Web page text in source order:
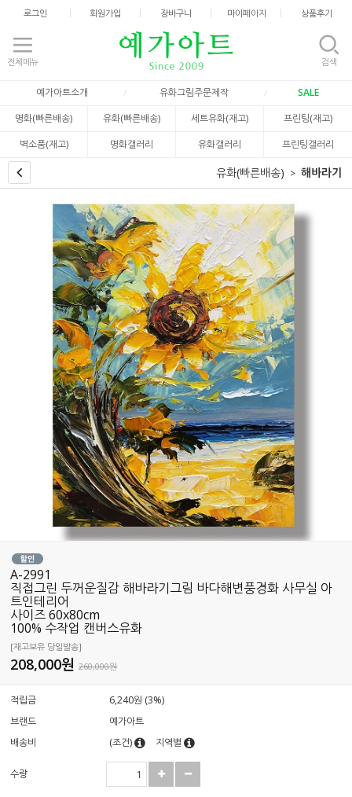
로그인 회원가입 장바구니 마이페이지 상품후기
전체메뉴 검색
예가아트소개 유화그림주문제작
SALE
명화(빠른배송)
유화(빠른배송) 세트유화(재고)
프린팅(재고)
벽소품(재고)
명화갤러리 유화갤러리 프린팅갤러리
유화(빠른배송) 해바라기
A-2991
직접그린 두꺼운질감 해바라기그림 바다해변풍경화 사무실 아
트인테리어
사이즈 60x80cm
100% 수작업 캔버스유화
[재고보유 당일발송]
208,000원260,000원
적립금
6,240원 (3%)
브랜드
예가아트
배송비
(조건) 지역별
수량